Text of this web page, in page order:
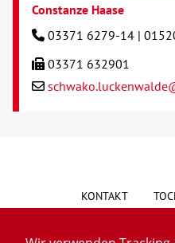
Constanze Haase
03371 6279-14 |
03371 632901
KONTAKT
HINWEISGEBERSYSTEM